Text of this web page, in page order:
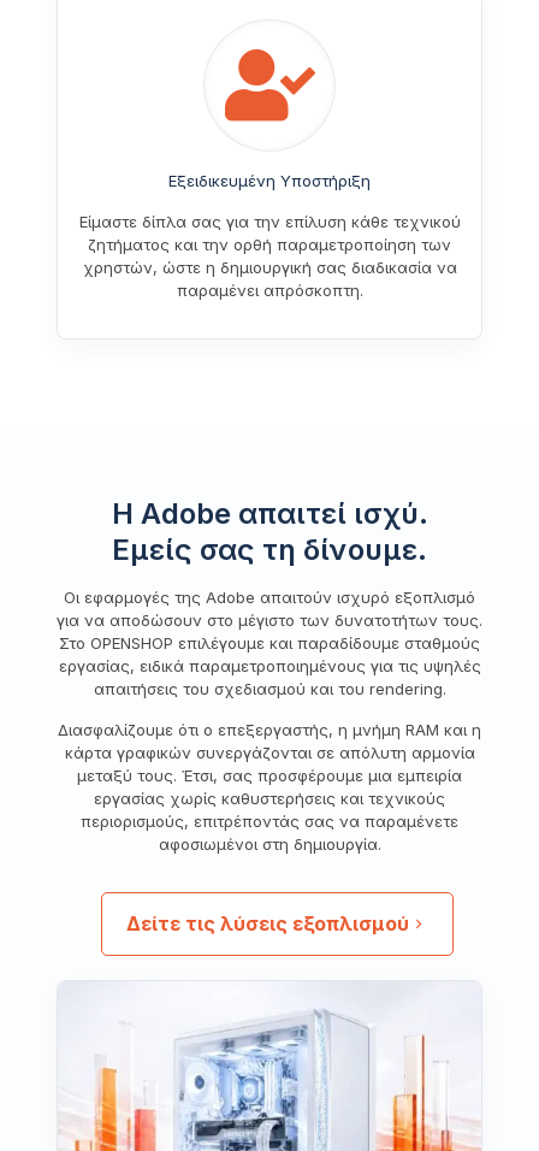
Εξειδικευμένη Υποστήριξη
Είμαστε δίπλα σας για την επίλυση κάθε τεχνικού
ζητήματος και την ορθή παραμετροποίηση των
χρηστών, ώστε η δημιουργική σας διαδικασία να
παραμένει απρόσκοπτη.
Η Adobe απαιτεί ισχύ.
Εμείς σας τη δίνουμε.
Οι εφαρμογές της Adobe απαιτούν ισχυρό εξοπλισμό
για να αποδώσουν στο μέγιστο των δυνατοτήτων τους.
Στο OPENSHOP επιλέγουμε και παραδίδουμε σταθμούς
εργασίας, ειδικά παραμετροποιημένους για τις υψηλές
απαιτήσεις του σχεδιασμού και του rendering.
Διασφαλίζουμε ότι ο επεξεργαστής, η μνήμη RAM και η
κάρτα γραφικών συνεργάζονται σε απόλυτη αρμονία
μεταξύ τους. Έτσι, σας προσφέρουμε μια εμπειρία
εργασίας χωρίς καθυστερήσεις και τεχνικούς
περιορισμούς, επιτρέποντάς σας να παραμένετε
αφοσιωμένοι στη δημιουργία.
Δείτε τις λύσεις εξοπλισμού